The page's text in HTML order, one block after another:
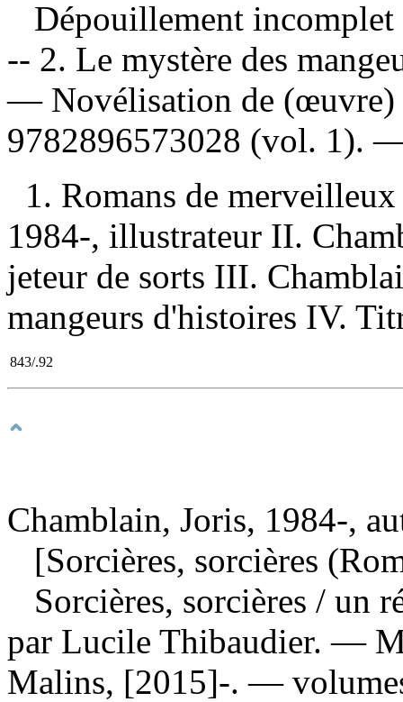
Dépouillement
-- 2. Le mystère des
— Novélisation de
9782896573028 (vol. 1).
1. Romans de
1984-, illustrateur II.
jeteur de sorts III.
mangeurs d'histoires IV.
843/.92
Chamblain, Joris, 1984-,
[Sorcières, sorcières
Sorcières, sorcières / un
par Lucile Thibaudier. —
Malins, [2015]-. —